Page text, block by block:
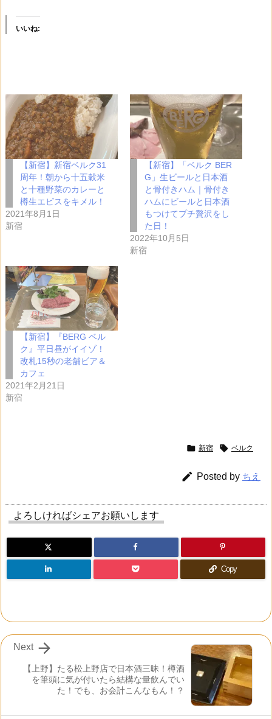
いいね:
【新宿】新宿ベルク31
周年！朝から十五穀米
と十種野菜のカレーと
樽生エビスをキメル！
2021年8月1日
新宿
【新宿】「ベルク BER
G」生ビールと日本酒
と骨付きハム｜骨付き
ハムにビールと日本酒
もつけてプチ贅沢をし
た日！
2022年10月5日
新宿
【新宿】『BERG ベル
ク』平日昼がイイゾ！
改札15秒の老舗ビア＆
カフェ
2021年2月21日
新宿
 新宿  ベルク
 Posted by ちえ
よろしければシェアお願いします
Copy
【上野】たる松上野店で日本酒三昧！樽酒
を筆頭に気が付いたら結構な量飲んでい
た！でも、お会計こんなもん！？

Next